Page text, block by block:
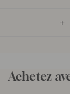
Achetez